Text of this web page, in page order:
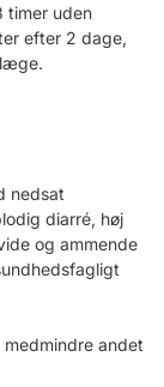
timer uden
efter 2 dage,
nedsat
diarré, høj
og ammende
andet